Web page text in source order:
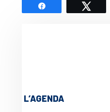
L’AGENDA